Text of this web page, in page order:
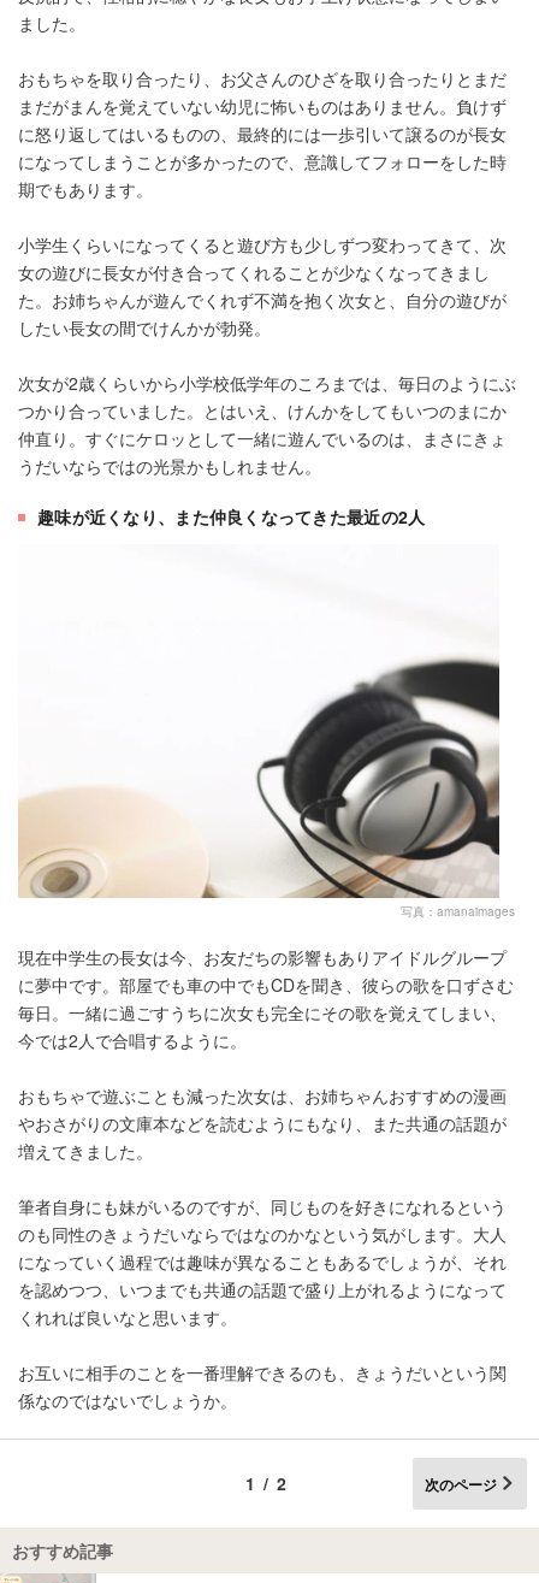
ました。
おもちゃを取り合ったり、お父さんのひざを取り合ったりとまだ
まだがまんを覚えていない幼児に怖いものはありません。負けず
に怒り返してはいるものの、最終的には一歩引いて譲るのが長女
になってしまうことが多かったので、意識してフォローをした時
期でもあります。
小学生くらいになってくると遊び方も少しずつ変わってきて、次
女の遊びに長女が付き合ってくれることが少なくなってきまし
た。お姉ちゃんが遊んでくれず不満を抱く次女と、自分の遊びが
したい長女の間でけんかが勃発。
次女が2歳くらいから小学校低学年のころまでは、毎日のようにぶ
つかり合っていました。とはいえ、けんかをしてもいつのまにか
仲直り。すぐにケロッとして一緒に遊んでいるのは、まさにきょ
うだいならではの光景かもしれません。
趣味が近くなり、また仲良くなってきた最近の2人
写真：amanaimages
現在中学生の長女は今、お友だちの影響もありアイドルグループ
に夢中です。部屋でも車の中でもCDを聞き、彼らの歌を口ずさむ
毎日。一緒に過ごすうちに次女も完全にその歌を覚えてしまい、
今では2人で合唱するように。
おもちゃで遊ぶことも減った次女は、お姉ちゃんおすすめの漫画
やおさがりの文庫本などを読むようにもなり、また共通の話題が
増えてきました。
筆者自身にも妹がいるのですが、同じものを好きになれるという
のも同性のきょうだいならではなのかなという気がします。大人
になっていく過程では趣味が異なることもあるでしょうが、それ
を認めつつ、いつまでも共通の話題で盛り上がれるようになって
くれれば良いなと思います。
お互いに相手のことを一番理解できるのも、きょうだいという関
係なのではないでしょうか。
1/2 次のページ
おすすめ記事